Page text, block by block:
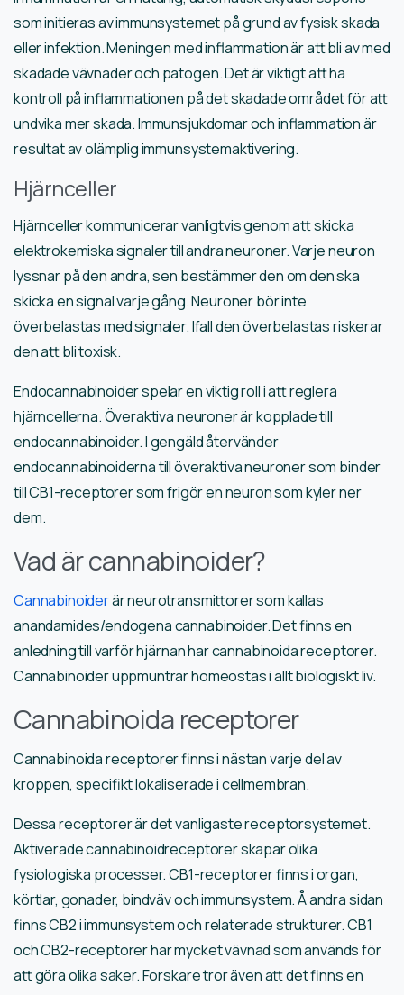
som initieras av immunsystemet på grund av fysisk skada
eller infektion. Meningen med inflammation är att bli av med
skadade vävnader och patogen. Det är viktigt att ha
kontroll på inflammationen på det skadade området för att
undvika mer skada. Immunsjukdomar och inflammation är
resultat av olämplig immunsystemaktivering.
Hjärnceller
Hjärnceller kommunicerar vanligtvis genom att skicka
elektrokemiska signaler till andra neuroner. Varje neuron
lyssnar på den andra, sen bestämmer den om den ska
skicka en signal varje gång. Neuroner bör inte
överbelastas med signaler. Ifall den överbelastas riskerar
den att bli toxisk.
Endocannabinoider spelar en viktig roll i att reglera
hjärncellerna. Överaktiva neuroner är kopplade till
endocannabinoider. I gengäld återvänder
endocannabinoiderna till överaktiva neuroner som binder
till CB1-receptorer som frigör en neuron som kyler ner
dem.
Vad är cannabinoider?
Cannabinoiderär neurotransmittorer som kallas
anandamides/endogena cannabinoider. Det finns en
anledning till varför hjärnan har cannabinoida receptorer.
Cannabinoider uppmuntrar homeostas i allt biologiskt liv.
Cannabinoida receptorer
Cannabinoida receptorer finns i nästan varje del av
kroppen, specifikt lokaliserade i cellmembran.
Dessa receptorer är det vanligaste receptorsystemet.
Aktiverade cannabinoidreceptorer skapar olika
fysiologiska processer. CB1-receptorer finns i organ,
körtlar, gonader, bindväv och immunsystem. Å andra sidan
finns CB2 i immunsystem och relaterade strukturer. CB1
och CB2-receptorer har mycket vävnad som används för
att göra olika saker. Forskare tror även att det finns en